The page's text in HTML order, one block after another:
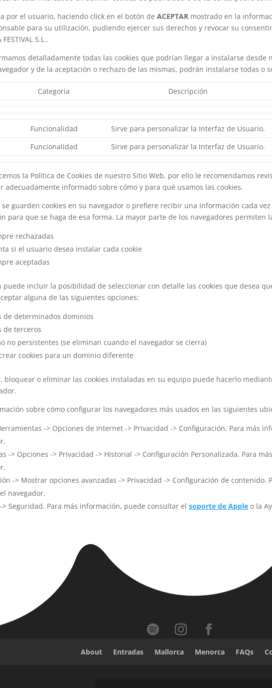
por el usuario, haciendo click en el botón deACEPTAR mostrado en la
para su utilización, pudiendo ejercer sus derechos y revocar su
S.L..
detalladamente todas las cookies que podrían llegar a instalarse desde
y de la aceptación o rechazo de las mismas, podrán instalarse todas o
Categoria Descripción
Funcionalidad Sirve para personalizar la Interfaz de Usuario.
Funcionalidad Sirve para personalizar la Interfaz de Usuario.
la Política de Cookies de nuestro Sitio Web, por ello le recomendamos
adecuadamente informado sobre cómo y para qué usamos las cookies.
guarden cookies en su navegador o prefiere recibir una información cada
para que se haga de esa forma. La mayor parte de los navegadores permiten
rechazadas
si el usuario desea instalar cada cookie
aceptadas
puede incluir la posibilidad de seleccionar con detalle las cookies que desea
alguna de las siguientes opciones:
de determinados dominios
de terceros
no persistentes (se eliminan cuando el navegador se cierra)
cookies para un dominio diferente
bloquear o eliminar las cookies instaladas en su equipo puede hacerlo
sobre cómo configurar los navegadores más usados en las siguientes
-> Opciones de Internet -> Privacidad -> Configuración. Para más
-> Opciones -> Privacidad -> Historial -> Configuración Personalizada. Para
-> Mostrar opciones avanzadas -> Privacidad -> Configuración de
navegador.
> Seguridad. Para más información, puede consultar elsoporte de Apple o la
About Entradas Mallorca Menorca FAQs